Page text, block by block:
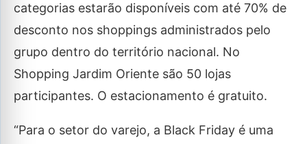
categorias estarão disponíveis com até 70% de
desconto nos shoppings administrados pelo
grupo dentro do território nacional. No
Shopping Jardim Oriente são 50 lojas
participantes. O estacionamento é gratuito.
“Para o setor do varejo, a Black Friday é uma